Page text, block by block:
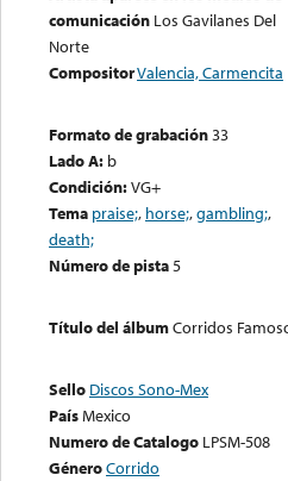
comunicación Los Gavilanes Del
Norte
CompositorValencia, Carmencita
Formato de grabación33
Lado A: b
Condición:VG+
Tema praise;, horse;,gambling;,
death;
Número de pista5
Título del álbumCorridos
Sello Discos Sono-Mex
PaísMexico
Numero de Catalogo LPSM-508
GéneroCorrido